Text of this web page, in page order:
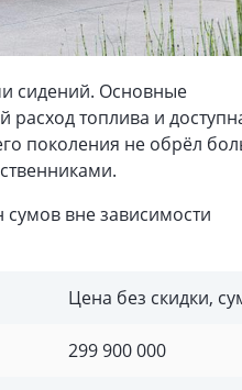
сидений. Основные
топлива и
поколения не обрёл
сумов вне зависимости
Цена без скидки,
299 900 000